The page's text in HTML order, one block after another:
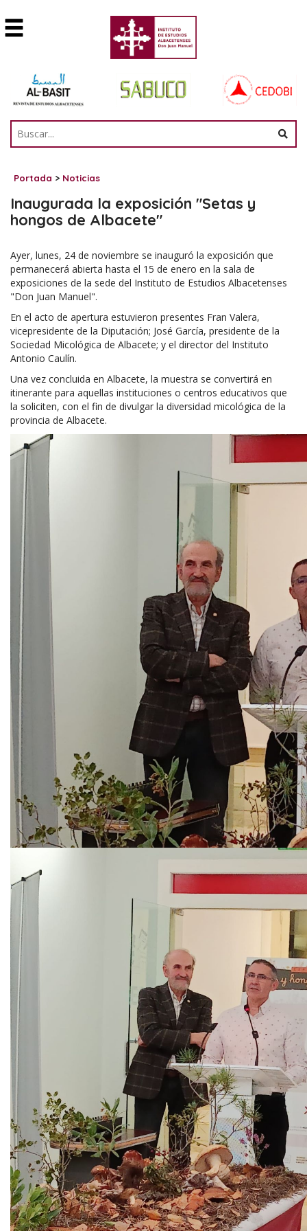
Portada > Noticias
Inaugurada la exposición "Setas y
hongos de Albacete"
Ayer, lunes, 24 de noviembre se inauguró la exposición que
permanecerá abierta hasta el 15 de enero en la sala de
exposiciones de la sede del Instituto de Estudios Albacetenses
"Don Juan Manuel".
En el acto de apertura estuvieron presentes Fran Valera,
vicepresidente de la Diputación; José García, presidente de la
Sociedad Micológica de Albacete; y el director del Instituto
Antonio Caulín.
Una vez concluida en Albacete, la muestra se convertirá en
itinerante para aquellas instituciones o centros educativos que
la soliciten, con el fin de divulgar la diversidad micológica de la
provincia de Albacete.